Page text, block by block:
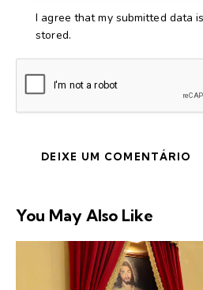
I agree that my submitted data
stored.
You May Also Like